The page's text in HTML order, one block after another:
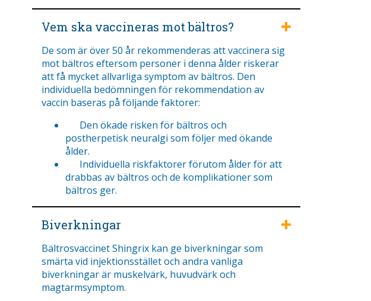
Vem ska vaccineras mot bältros?
De som är över 50 år rekommenderas att vaccinera sig
mot bältros eftersom personer i denna ålder riskerar
att få mycket allvarliga symptom av bältros. Den
individuella bedömningen för rekommendation av
vaccin baseras på följande faktorer:
Den ökade risken för bältros och
postherpetisk neuralgi som följer med ökande
ålder.
Individuella riskfaktorer förutom ålder för att
drabbas av bältros och de komplikationer som
bältros ger.
Biverkningar
Bältrosvaccinet Shingrix kan ge biverkningar som
smärta vid injektionsstället och andra vanliga
biverkningar är muskelvärk, huvudvärk och
magtarmsymptom.